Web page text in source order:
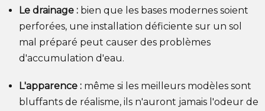
Le drainage : bien que les bases modernes soient
perforées, une installation déficiente sur un sol
mal préparé peut causer des problèmes
d'accumulation d'eau.
L'apparence : même si les meilleurs modèles sont
bluffants de réalisme, ils n'auront jamais l'odeur de